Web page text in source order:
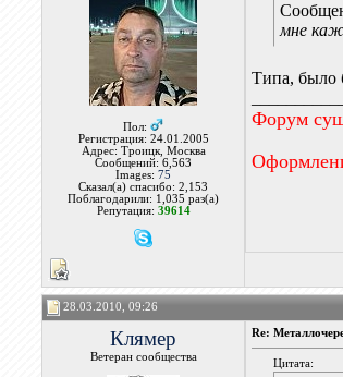
Пол:
Регистрация: 24.01.2005
Адрес: Троицк, Москва
Сообщений: 6,563
Images:75
Сказал(а) спасибо: 2,153
Поблагодарили: 1,035 раз(а)
Репутация: 39614
мне
Типа, было
Форум
28.03.2010, 09:26
Клямер
Ветеран сообщества
Re:
Цитата: